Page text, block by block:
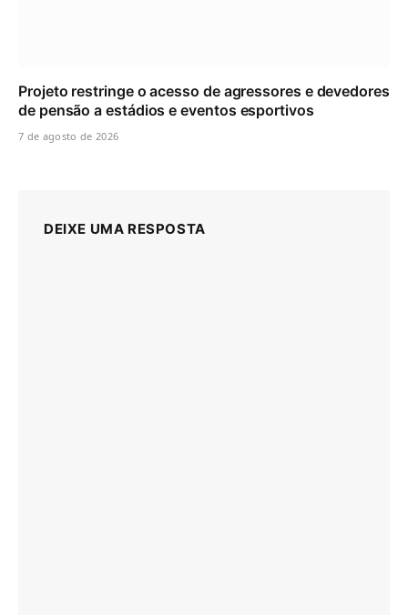
Projeto restringe o acesso de agressores e devedores
de pensão a estádios e eventos esportivos
7 de agosto de 2026
DEIXE UMA RESPOSTA